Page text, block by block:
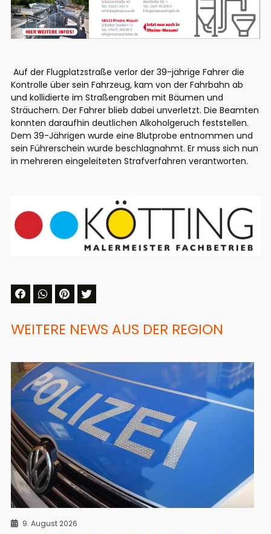
Auf der Flugplatzstraße verlor der 39-jährige Fahrer die
Kontrolle über sein Fahrzeug, kam von der Fahrbahn ab
und kollidierte im Straßengraben mit Bäumen und
Sträuchern. Der Fahrer blieb dabei unverletzt. Die Beamten
konnten daraufhin deutlichen Alkoholgeruch feststellen.
Dem 39-Jährigen wurde eine Blutprobe entnommen und
sein Führerschein wurde beschlagnahmt. Er muss sich nun
in mehreren eingeleiteten Strafverfahren verantworten.
WEITERE NEWS AUS DER REGION
9. August 2026